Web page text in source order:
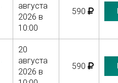
августа
2026 в
10:00
590
20
августа
2026 в
590